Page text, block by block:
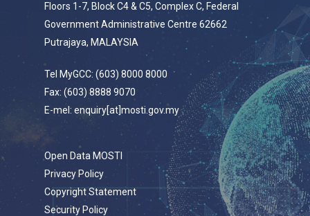
Floors 1-7, Block C4 & C5, Complex C, Federal
Government Administrative Centre 62662
Putrajaya, MALAYSIA
Tel MyGCC: (603) 8000 8000
Fax: (603) 8888 9070
E-mel: enquiry[at]mosti.gov.my
Open Data MOSTI
Privacy Policy
Copyright Statement
Security Policy